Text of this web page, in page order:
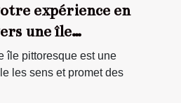
expérience en
une île
île pittoresque est une
les sens et promet des